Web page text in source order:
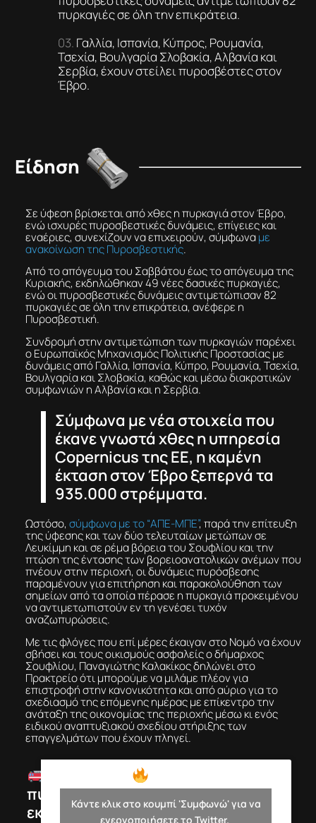
πυρκαγιές σε όλη την επικράτεια.
Γαλλία, Ισπανία, Κύπρος, Ρουμανία,
Τσεχία, Βουλγαρία Σλοβακία, Αλβανία και
Σερβία, έχουν στείλει πυροσβέστες στον
Έβρο.
Είδηση
Σε ύφεση βρίσκεται από χθες η πυρκαγιά στον Έβρο,
ενώ ισχυρές πυροσβεστικές δυνάμεις, επίγειες και
εναέριες, συνεχίζουν να επιχειρούν, σύμφωναμε
ανακοίνωση της Πυροσβεστικής.
Από το απόγευμα του Σαββάτου έως το απόγευμα της
Κυριακής, εκδηλώθηκαν 49 νέες δασικές πυρκαγιές,
ενώ οι πυροσβεστικές δυνάμεις αντιμετώπισαν 82
πυρκαγιές σε όλη την επικράτεια, ανέφερε η
Πυροσβεστική.
Συνδρομή στην αντιμετώπιση των πυρκαγιών παρέχει
ο Ευρωπαϊκός Μηχανισμός Πολιτικής Προστασίας με
δυνάμεις από Γαλλία, Ισπανία, Κύπρο, Ρουμανία, Τσεχία,
Βουλγαρία και Σλοβακία, καθώς και μέσω διακρατικών
συμφωνιών η Αλβανία και η Σερβία.
Σύμφωνα με νέα στοιχεία που
έκανε γνωστά χθες η υπηρεσία
Copernicus της ΕΕ, η καμένη
έκταση στον Έβρο ξεπερνά τα
935.000 στρέμματα.
Ωστόσο, σύμφωνα με το “ΑΠΕ-ΜΠΕ”, παρά την επίτευξη
της ύφεσης και των δύο τελευταίων μετώπων σε
Λευκίμμη και σε ρέμα βόρεια του Σουφλίου και την
πτώση της έντασης των βορειοανατολικών ανέμων που
πνέουν στην περιοχή, οι δυνάμεις πυρόσβεσης
παραμένουν για επιτήρηση και παρακολούθηση των
σημείων από τα οποία πέρασε η πυρκαγιά προκειμένου
να αντιμετωπιστούν εν τη γενέσει τυχόν
αναζωπυρώσεις.
Με τις φλόγες που επί μέρες έκαιγαν στο Νομό να έχουν
σβήσει και τους οικισμούς ασφαλείς ο δήμαρχος
Σουφλίου, Παναγιώτης Καλακίκος δηλώνει στο
Πρακτρείο ότι μπορούμε να μιλάμε πλέον για
επιστροφή στην κανονικότητα και από αύριο για το
σχεδιασμό της επόμενης ημέρας με επίκεντρο την
ανάταξη της οικονομίας της περιοχής μέσω κι ενός
ειδικού αναπτυξιακού σχεδίου στήριξης των
επαγγελμάτων που έχουν πληγεί.
πυρκαγιές
εκδηλώθηκαν το
—
Πυροσβεστικό
Κάντε κλικ στο κουμπί 'Συμφωνώ' για να
ενεργοποιήσετε το Twitter.